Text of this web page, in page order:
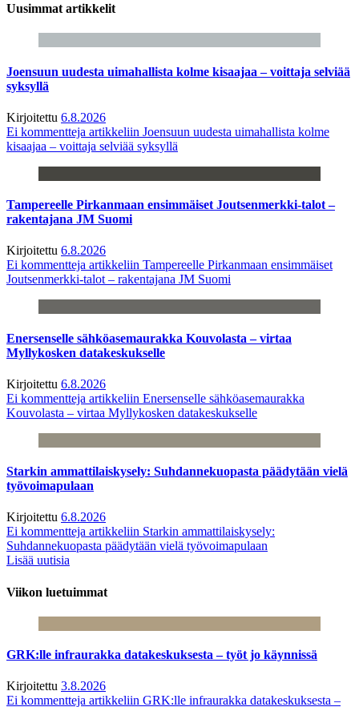
Uusimmat artikkelit
Joensuun uudesta uimahallista kolme kisaajaa – voittaja selviää
syksyllä
Kirjoitettu 6.8.2026
Ei kommentteja artikkeliin Joensuun uudesta uimahallista kolme
kisaajaa – voittaja selviää syksyllä
Tampereelle Pirkanmaan ensimmäiset Joutsenmerkki-talot –
rakentajana JM Suomi
Kirjoitettu 6.8.2026
Ei kommentteja artikkeliin Tampereelle Pirkanmaan ensimmäiset
Joutsenmerkki-talot – rakentajana JM Suomi
Enersenselle sähköasemaurakka Kouvolasta – virtaa
Myllykosken datakeskukselle
Kirjoitettu 6.8.2026
Ei kommentteja artikkeliin Enersenselle sähköasemaurakka
Kouvolasta – virtaa Myllykosken datakeskukselle
Starkin ammattilaiskysely: Suhdannekuopasta päädytään vielä
työvoimapulaan
Kirjoitettu 6.8.2026
Ei kommentteja artikkeliin Starkin ammattilaiskysely:
Suhdannekuopasta päädytään vielä työvoimapulaan
Lisää uutisia
Viikon luetuimmat
GRK:lle infraurakka datakeskuksesta – työt jo käynnissä
Kirjoitettu 3.8.2026
Ei kommentteja artikkeliin GRK:lle infraurakka datakeskuksesta –